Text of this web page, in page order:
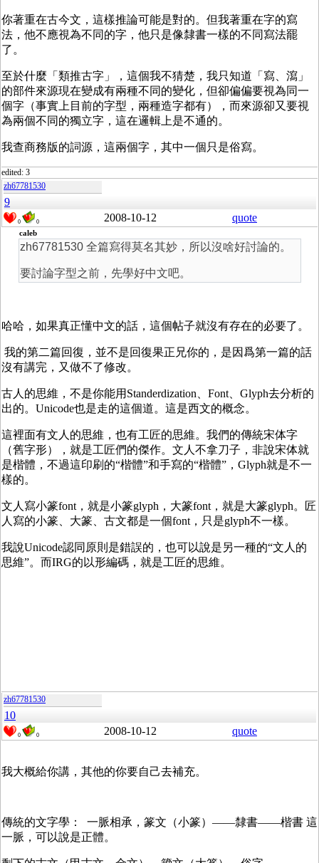
你著重在古今文，這樣推論可能是對的。但我著重在字的寫
法，他不應視為不同的字，他只是像隸書一樣的不同寫法罷
了。
至於什麼「類推古字」，這個我不猜楚，我只知道「寫、瀉」
的部件來源現在變成有兩種不同的變化，但卻偏偏要視為同一
個字（事實上目前的字型，兩種造字都有），而來源卻又要視
為兩個不同的獨立字，這在邏輯上是不通的。
我查商務版的詞源，這兩個字，其中一個只是俗寫。
edited: 3
zh67781530
9
0 0 2008-10-12 quote
caleb
zh67781530 全篇寫得莫名其妙，所以沒啥好討論的。
要討論字型之前，先學好中文吧。
哈哈，如果真正懂中文的話，這個帖子就沒有存在的必要了。
我的第二篇回復，並不是回復果正兄你的，是因爲第一篇的話
沒有講完，又做不了修改。
古人的思維，不是你能用Standerdization、Font、Glyph去分析的
出的。Unicode也是走的這個道。這是西文的概念。
這裡面有文人的思維，也有工匠的思維。我們的傳統宋体字
（舊字形），就是工匠們的傑作。文人不拿刀子，非說宋体就
是楷體，不過這印刷的“楷體”和手寫的“楷體”，Glyph就是不一
樣的。
文人寫小篆font，就是小篆glyph，大篆font，就是大篆glyph。匠
人寫的小篆、大篆、古文都是一個font，只是glyph不一樣。
我說Unicode認同原則是錯誤的，也可以說是另一種的“文人的
思維”。而IRG的以形編碼，就是工匠的思維。
zh67781530
10
0 0 2008-10-12 quote
我大概給你講，其他的你要自己去補充。
傳統的文字學： 一脈相承，篆文（小篆）——隸書——楷書 這
一脈，可以說是正體。